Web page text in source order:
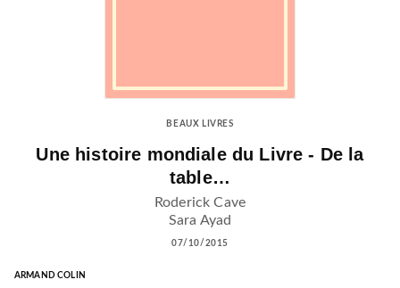
BEAUX LIVRES
Une histoire mondiale du Livre - De la
table…
Roderick Cave
Sara Ayad
07/10/2015
ARMAND COLIN